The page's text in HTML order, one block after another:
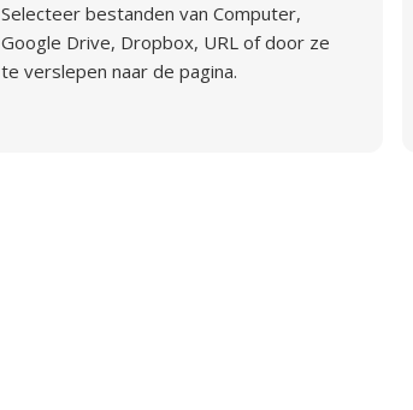
Selecteer bestanden van Computer,
Google Drive, Dropbox, URL of door ze
te verslepen naar de pagina.